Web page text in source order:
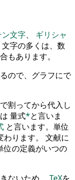
ン文字、 ギリシャ
字の多くは、数
もあります。
ので、グラフにで
割ってから代入し
量式*と言いま
と言います。単位
わります。 文献に
位の定義がいつの